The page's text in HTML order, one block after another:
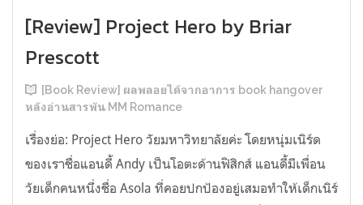
[Review] Project Hero by Briar
Prescott
[Book Review] ผลพลอยได้จากอาการ book hangover
หลังอ่านสารพัน MM Romance
เรื่องย่อ: Project Hero วัยมหาวิทยาลัยค่ะ โดยหนุ่มเนิร์ด
ของเราชื่อแอนดี้ Andy เป็นโอตะด้านฟิสิกส์ แอนดี้มีเพื่อน
วัยเด็กคนหนึ่งชื่อ Asola ที่คอยปกป้องอยู่เสมอทำให้เด็กเนิร์